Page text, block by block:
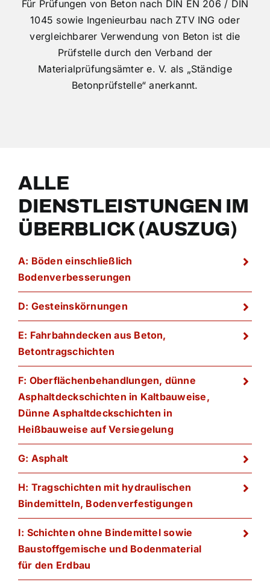
Für Prüfungen von Beton nach DIN EN 206 / DIN
1045 sowie Ingenieurbau nach ZTV ING oder
vergleichbarer Verwendung von Beton ist die
Prüfstelle durch den Verband der
Materialprüfungsämter e. V. als „Ständige
Betonprüfstelle“ anerkannt.
ALLE
DIENSTLEISTUNGEN IM
ÜBERBLICK (AUSZUG)
A: Böden einschließlich
Bodenverbesserungen
D: Gesteinskörnungen
E: Fahrbahndecken aus Beton,
Betontragschichten
F: Oberflächenbehandlungen, dünne
Asphaltdeckschichten in Kaltbauweise,
Dünne Asphaltdeckschichten in
Heißbauweise auf Versiegelung
G: Asphalt
H: Tragschichten mit hydraulischen
Bindemitteln, Bodenverfestigungen
I: Schichten ohne Bindemittel sowie
Baustoffgemische und Bodenmaterial
für den Erdbau